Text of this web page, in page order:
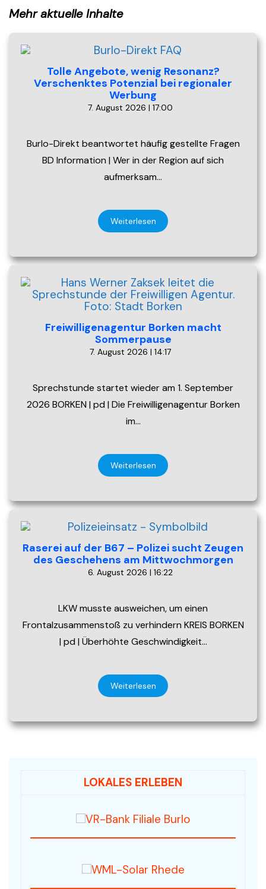
Mehr aktuelle Inhalte
Tolle Angebote, wenig Resonanz?
Verschenktes Potenzial bei regionaler
Werbung
7. August 2026 | 17:00
Burlo-Direkt beantwortet häufig gestellte Fragen
BD Information | Wer in der Region auf sich
aufmerksam…
Weiterlesen
Freiwilligenagentur Borken macht
Sommerpause
7. August 2026 | 14:17
Sprechstunde startet wieder am 1. September
2026 BORKEN | pd | Die Freiwilligenagentur Borken
im…
Weiterlesen
Raserei auf der B67 – Polizei sucht Zeugen
des Geschehens am Mittwochmorgen
6. August 2026 | 16:22
LKW musste ausweichen, um einen
Frontalzusammenstoß zu verhindern KREIS BORKEN
| pd | Überhöhte Geschwindigkeit…
Weiterlesen
LOKALES ERLEBEN